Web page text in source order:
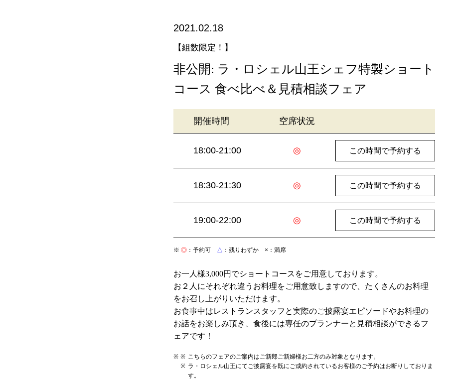
2021.02.18
【組数限定！】
非公開: ラ・ロシェル山王シェフ特製ショート
コース 食べ比べ＆見積相談フェア
開催時間 空席状況
18:00-21:00 ◎ この時間で予約する
18:30-21:30 ◎ この時間で予約する
19:00-22:00 ◎ この時間で予約する
※ ◎ ：予約可 △ ：残りわずか × ：満席
お一人様3,000円でショートコースをご用意しております。
お２人にそれぞれ違うお料理をご用意致しますので、たくさんのお料理
をお召し上がりいただけます。
お食事中はレストランスタッフと実際のご披露宴エピソードやお料理の
お話をお楽しみ頂き、食後には専任のプランナーと見積相談ができるフ
ェアです！
こちらのフェアのご案内はご新郎ご新婦様お二方のみ対象となります。
ラ・ロシェル山王にてご披露宴を既にご成約されているお客様のご予約はお断りしておりま
す。